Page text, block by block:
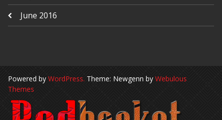
June 2016
Powered by WordPress. Theme: Newgenn by Webulous
Themes